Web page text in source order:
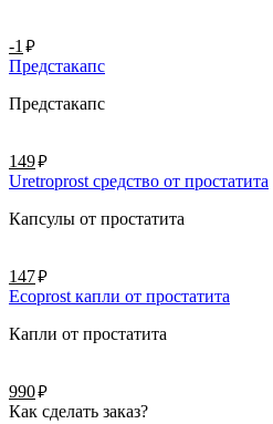
-1 руб.
Предстакапс
Предстакапс
149руб.
Uretroprost средство от простатита
Капсулы от простатита
147руб.
Ecoprost капли от простатита
Капли от простатита
990руб.
Как сделать заказ?